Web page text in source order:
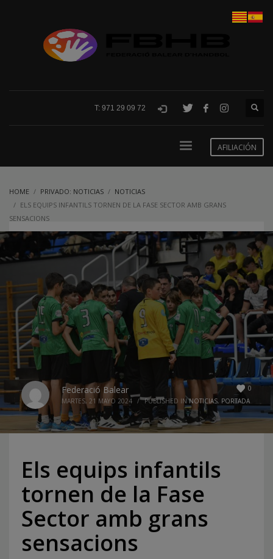
T: 971 29 09 72
AFILIACIÓN
HOME PRIVADO: NOTICIAS
NOTICIAS
ELS EQUIPS INFANTILS TORNEN DE LA FASE SECTOR AMB GRANS
SENSACIONS
0
Federació Balear
MARTES, 21 MAYO 2024 / PUBLISHED INNOTICIAS, PORTADA
Els equips infantils
tornen de la Fase
Sector amb grans
sensacions